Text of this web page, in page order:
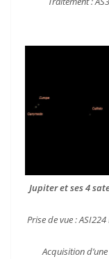
Jupiter et ses 4
Prise de vue :
Acquisition